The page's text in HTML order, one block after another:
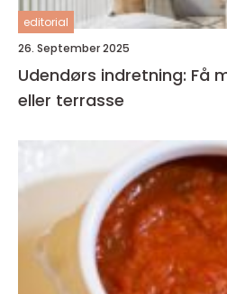
editorial
26. September 2025
Udendørs indretning: Få
eller terrasse